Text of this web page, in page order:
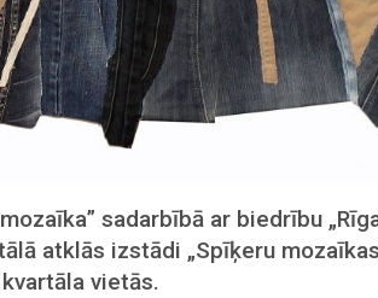
sadarbībā ar biedrību
atklās izstādi „Spīķeru
vietās.